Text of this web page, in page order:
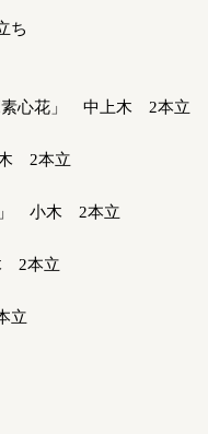
ち
心花」 中上木 2本立
2本立
」 小木 2本立
2本立
立